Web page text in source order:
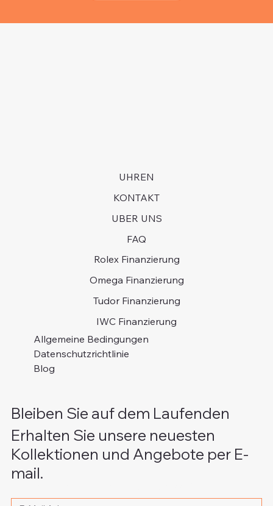
UHREN
KONTAKT
UBER UNS
FAQ
Rolex Finanzierung
Omega Finanzierung
Tudor Finanzierung
IWC Finanzierung
Allgemeine Bedingungen
Datenschutzrichtlinie
Blog
Bleiben Sie auf dem Laufenden
Erhalten Sie unsere neuesten
Kollektionen und Angebote per E-
mail.